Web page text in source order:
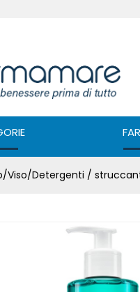
/Viso/Detergenti /